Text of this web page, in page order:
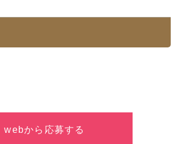
webから応募する